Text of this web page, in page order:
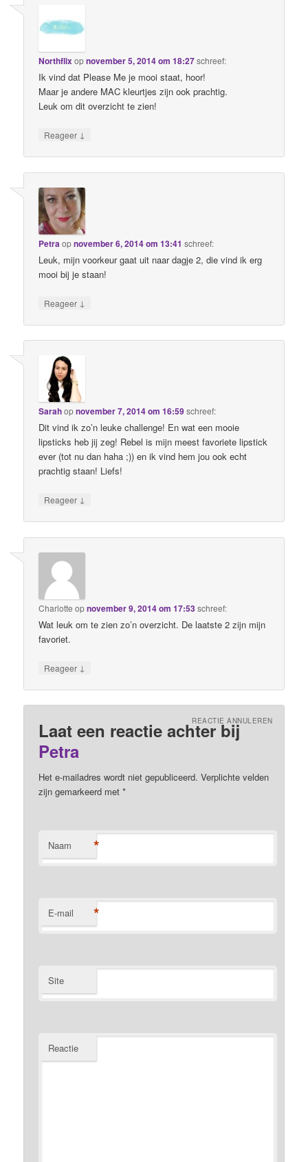
Northflixopnovember 5, 2014 om 18:27schreef:
Ik vind dat Please Me je mooi staat, hoor!
Maar je andere MAC kleurtjes zijn ook prachtig.
Leuk om dit overzicht te zien!
Reageer ↓
Petraopnovember 6, 2014 om 13:41 schreef:
Leuk, mijn voorkeur gaat uit naar dagje 2, die vind ik erg
mooi bij je staan!
Reageer ↓
Sarahopnovember 7, 2014 om 16:59schreef:
Dit vind ik zo’n leuke challenge! En wat een mooie
lipsticks heb jij zeg! Rebel is mijn meest favoriete lipstick
ever (tot nu dan haha ;)) en ik vind hem jou ook echt
prachtig staan! Liefs!
Reageer ↓
Charlotte opnovember 9, 2014 om 17:53schreef:
Wat leuk om te zien zo’n overzicht. De laatste 2 zijn mijn
favoriet.
Reageer ↓
Laat een reactie achter bij
Petra
REACTIE ANNULEREN
Het e-mailadres wordt niet gepubliceerd. Verplichte velden
zijn gemarkeerd met*
Naam *
E-mail *
Site
Reactie